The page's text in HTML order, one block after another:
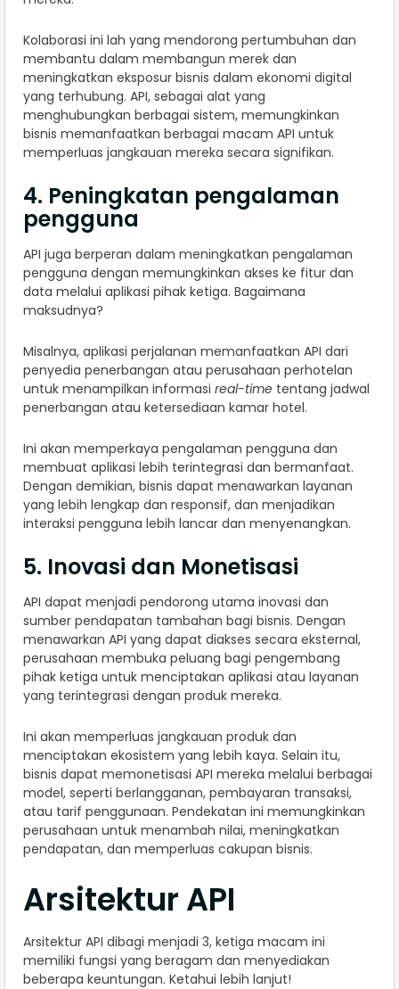
Kolaborasi ini lah yang mendorong pertumbuhan dan
membantu dalam membangun merek dan
meningkatkan eksposur bisnis dalam ekonomi digital
yang terhubung. API, sebagai alat yang
menghubungkan berbagai sistem, memungkinkan
bisnis memanfaatkan berbagai macam API untuk
memperluas jangkauan mereka secara signifikan.
4. Peningkatan pengalaman
pengguna
API juga berperan dalam meningkatkan pengalaman
pengguna dengan memungkinkan akses ke fitur dan
data melalui aplikasi pihak ketiga. Bagaimana
maksudnya?
Misalnya, aplikasi perjalanan memanfaatkan API dari
penyedia penerbangan atau perusahaan perhotelan
untuk menampilkan informasi real-time tentang jadwal
penerbangan atau ketersediaan kamar hotel.
Ini akan memperkaya pengalaman pengguna dan
membuat aplikasi lebih terintegrasi dan bermanfaat.
Dengan demikian, bisnis dapat menawarkan layanan
yang lebih lengkap dan responsif, dan menjadikan
interaksi pengguna lebih lancar dan menyenangkan.
5. Inovasi dan Monetisasi
API dapat menjadi pendorong utama inovasi dan
sumber pendapatan tambahan bagi bisnis. Dengan
menawarkan API yang dapat diakses secara eksternal,
perusahaan membuka peluang bagi pengembang
pihak ketiga untuk menciptakan aplikasi atau layanan
yang terintegrasi dengan produk mereka.
Ini akan memperluas jangkauan produk dan
menciptakan ekosistem yang lebih kaya. Selain itu,
bisnis dapat memonetisasi API mereka melalui berbagai
model, seperti berlangganan, pembayaran transaksi,
atau tarif penggunaan. Pendekatan ini memungkinkan
perusahaan untuk menambah nilai, meningkatkan
pendapatan, dan memperluas cakupan bisnis.
Arsitektur API
Arsitektur API dibagi menjadi 3, ketiga macam ini
memiliki fungsi yang beragam dan menyediakan
beberapa keuntungan. Ketahui lebih lanjut!